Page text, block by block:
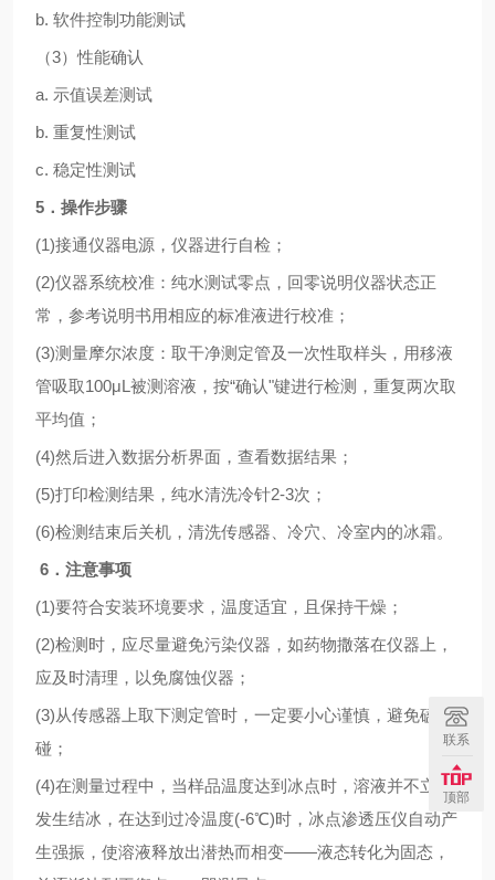
b. 软件控制功能测试
（3）性能确认
a. 示值误差测试
b. 重复性测试
c. 稳定性测试
5 ．操作步骤
(1)接通仪器电源，仪器进行自检；
(2)仪器系统校准：纯水测试零点，回零说明仪器状态正
常，参考说明书用相应的标准液进行校准；
(3)测量摩尔浓度：取干净测定管及一次性取样头，用移液
管吸取100μL被测溶液，按“确认"键进行检测，重复两次取
平均值；
(4)然后进入数据分析界面，查看数据结果；
(5)打印检测结果，纯水清洗冷针2-3次；
(6)检测结束后关机，清洗传感器、冷穴、冷室内的冰霜。
6．注意事项
(1)要符合安装环境要求，温度适宜，且保持干燥；
(2)检测时，应尽量避免污染仪器，如药物撒落在仪器上，
应及时清理，以免腐蚀仪器；
(3)从传感器上取下测定管时，一定要小心谨慎，避免磕
碰；
(4)在测量过程中，当样品温度达到冰点时，溶液并不立即
发生结冰，在达到过冷温度(-6℃)时，冰点渗透压仪自动产
生强振，使溶液释放出潜热而相变——液态转化为固态，
联系
顶部